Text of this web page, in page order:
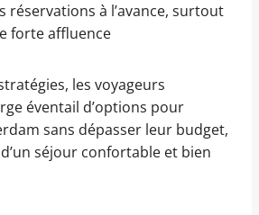
réservations à l’avance, surtout
forte affluence
les voyageurs
éventail d’options pour
sans dépasser leur budget,
séjour confortable et bien